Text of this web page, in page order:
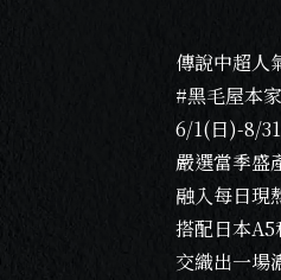
傳說中超人
#黑毛屋本
6/1(日)-8/
嚴選當季盛
融入每日現
搭配日本
交織出一場